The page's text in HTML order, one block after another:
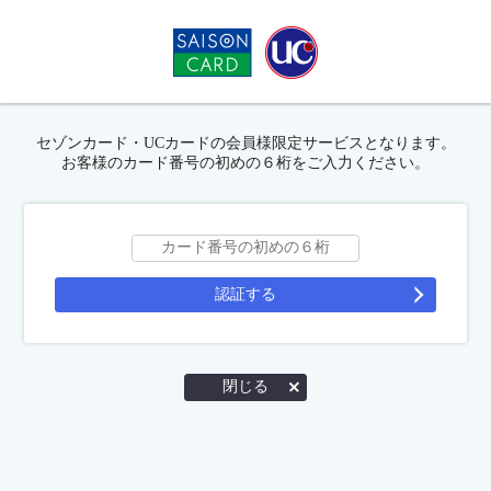
セゾンカード・UCカードの会員様限定サービスとなります。
お客様のカード番号の初めの６桁をご入力ください。
認証する
閉じる